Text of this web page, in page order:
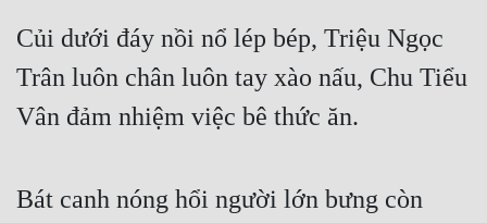
Phong Thủy - Tâm Linh
Phản Phái
Củi dưới đáy nồi nổ lép bép, Triệu Ngọc
Trân luôn chân luôn tay xào nấu, Chu Tiểu
Vân đảm nhiệm việc bê thức ăn.
Bát canh nóng hổi người lớn bưng còn